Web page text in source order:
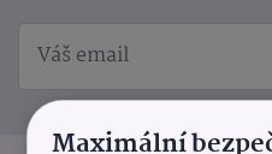
Maximální